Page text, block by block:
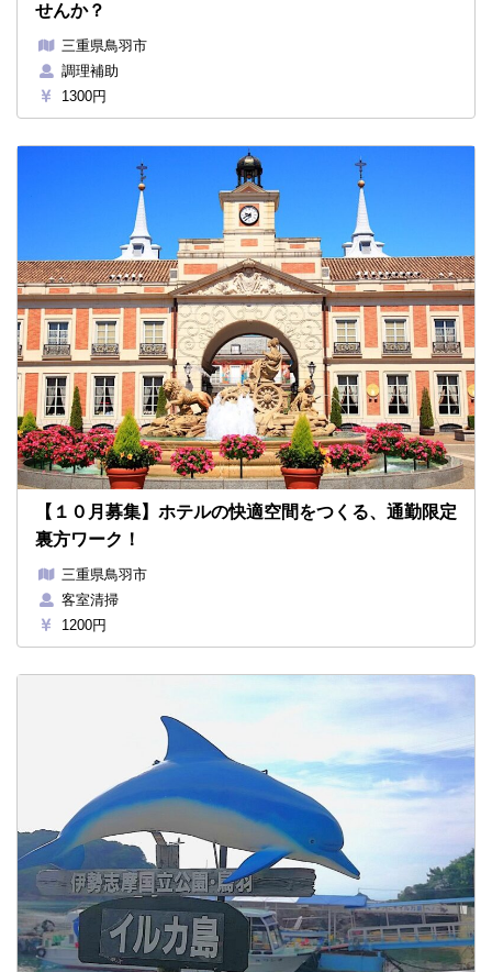
せんか？
三重県鳥羽市
調理補助
1300円
【１０月募集】ホテルの快適空間をつくる、通勤限定
裏方ワーク！
三重県鳥羽市
客室清掃
1200円